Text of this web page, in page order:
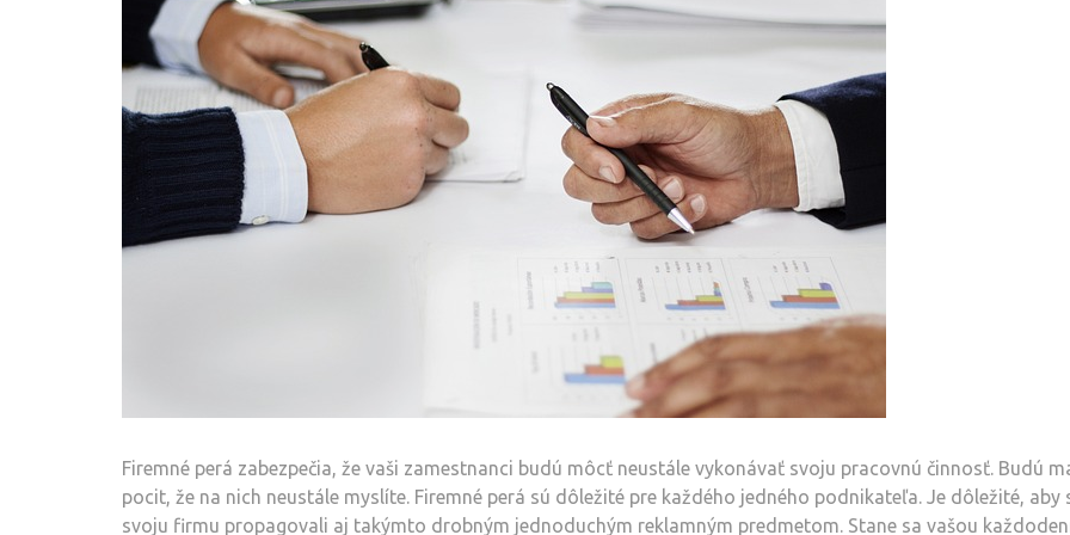
Firemné perá zabezpečia, že vaši zamestnanci budú môcť neustále vykonávať svoju pracovnú činnosť. Budú
pocit, že na nich neustále myslíte. Firemné perá sú dôležité pre každého jedného podnikateľa. Je dôležité, aby
svoju firmu propagovali aj takýmto drobným jednoduchým reklamným predmetom. Stane sa vašou